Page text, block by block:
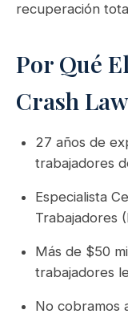
recuperación
Por Qué
Crash
27 años de
trabajadores
Especialista
Trabajadores
Más de $50
trabajadores
No cobramos